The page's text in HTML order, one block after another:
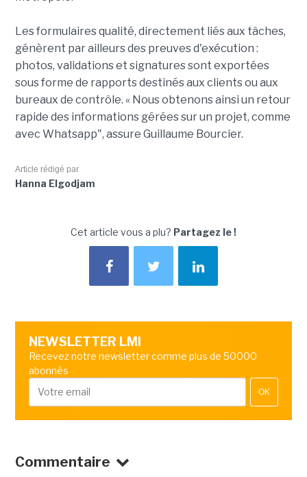
Les formulaires qualité, directement liés aux tâches,
génèrent par ailleurs des preuves d'exécution :
photos, validations et signatures sont exportées
sous forme de rapports destinés aux clients ou aux
bureaux de contrôle. « Nous obtenons ainsi un retour
rapide des informations gérées sur un projet, comme
avec Whatsapp", assure Guillaume Bourcier.
Article rédigé par
Hanna Elgodjam
Cet article vous a plu? Partagez le !
NEWSLETTER LMI
Recevez notre newsletter comme plus de 50000
abonnés
OK
Commentaire